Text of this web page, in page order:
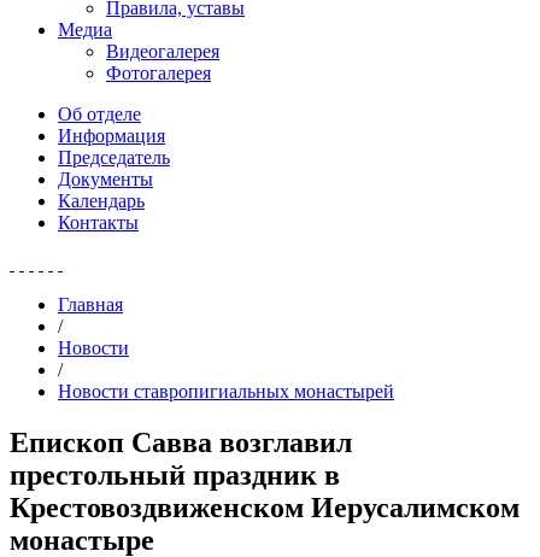
Правила, уставы
Медиа
Видеогалерея
Фотогалерея
Об отделе
Информация
Председатель
Документы
Календарь
Контакты
Главная
/
Новости
/
Новости ставропигиальных монастырей
Епископ Савва возглавил
престольный праздник в
Крестовоздвиженском Иерусалимском
монастыре